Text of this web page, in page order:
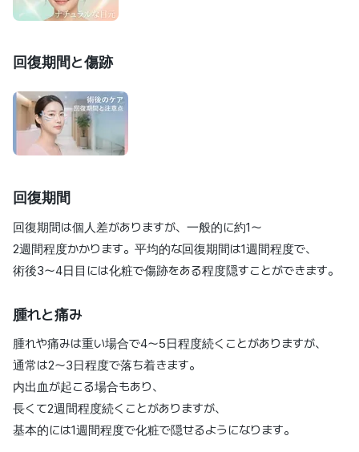
回復期間と傷跡
回復期間
回復期間は個人差がありますが、一般的に約1〜
2週間程度かかります。平均的な回復期間は1週間程度で、
術後3〜4日目には化粧で傷跡をある程度隠すことができます。
腫れと痛み
腫れや痛みは重い場合で4〜5日程度続くことがありますが、
通常は2〜3日程度で落ち着きます。
内出血が起こる場合もあり、
長くて2週間程度続くことがありますが、
基本的には1週間程度で化粧で隠せるようになります。